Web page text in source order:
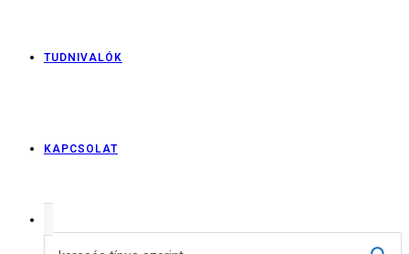
TUDNIVALÓK
KAPCSOLAT